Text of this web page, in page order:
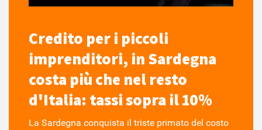
Credito per i piccoli
imprenditori, in Sardegna
costa più che nel resto
d'Italia: tassi sopra il 10%
La Sardegna conquista il triste primato del costo